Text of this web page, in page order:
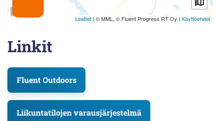
Linkit
Fluent Outdoors
Liikuntatilojen varausjärjestelmä